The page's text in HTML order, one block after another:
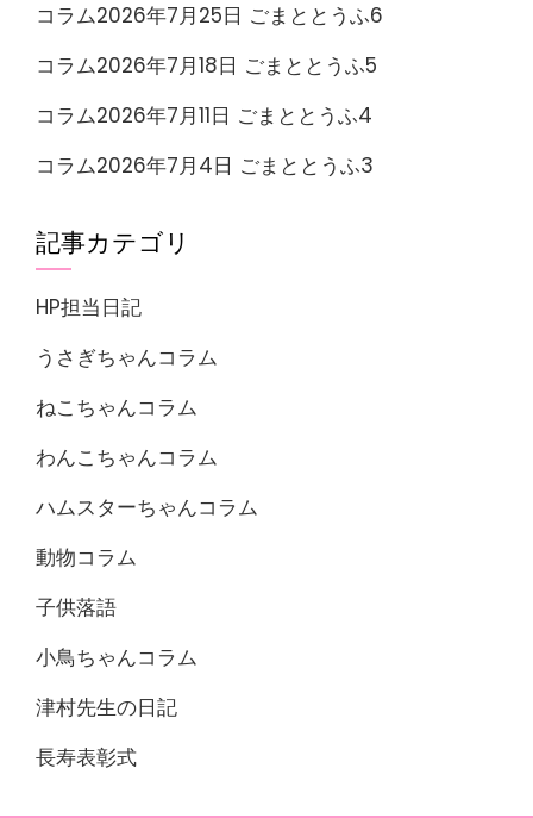
コラム2026年7月25日 ごまととうふ6
コラム2026年7月18日 ごまととうふ5
コラム2026年7月11日 ごまととうふ4
コラム2026年7月4日 ごまととうふ3
記事カテゴリ
HP担当日記
うさぎちゃんコラム
ねこちゃんコラム
わんこちゃんコラム
ハムスターちゃんコラム
動物コラム
子供落語
小鳥ちゃんコラム
津村先生の日記
長寿表彰式